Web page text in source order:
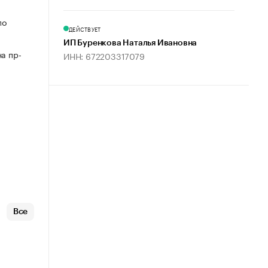
пр-
Все
ДЕЙСТВУЕТ
ИП Буренкова Наталья Ивановна
ИНН: 672203317079